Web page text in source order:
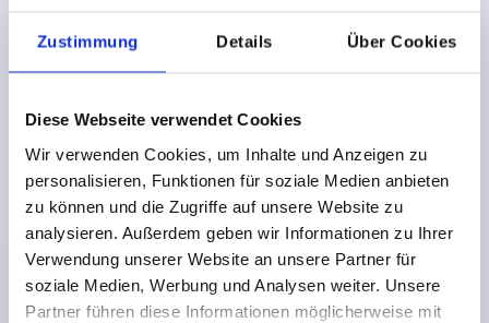
Zustimmung Details Über Cookies
Diese Webseite verwendet Cookies
Wir verwenden Cookies, um Inhalte und Anzeigen zu
personalisieren, Funktionen für soziale Medien anbieten
zu können und die Zugriffe auf unsere Website zu
analysieren. Außerdem geben wir Informationen zu Ihrer
Verwendung unserer Website an unsere Partner für
soziale Medien, Werbung und Analysen weiter. Unsere
Partner führen diese Informationen möglicherweise mit
Kipp, Alexander Kruppa, Marcus Schneck
Partita IVA/Codice fiscale: DE 253564707
Riserva di utilizzo per l'estrazione di testo e dati (text and data
mining)
Sul nostro sito web www.kippwerk.de, il text-and-data mining è
consentito per scopi scientifici ai sensi del § 60d della legge sul
diritto d'autore tedesca. Inoltre, ci riserviamo espressamente il
diritto di utilizzare le opere digitali o digitalizzate messe a